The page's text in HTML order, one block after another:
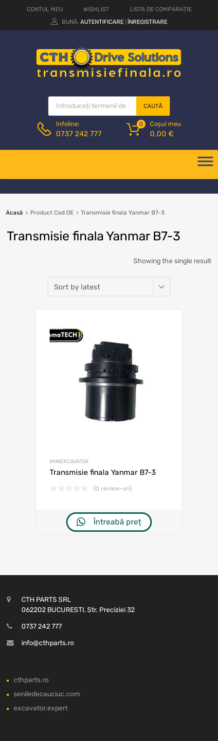
CONTUL MEU WISHLIST
LISTA DE COMPARAȚIE
BUNĂ. AUTENTIFICARE ÎNREGISTRARE
CAUTĂ
Infoline:
0737 242 777
Coșul meu
0,00 €
0
Acasă Product Cod OE Transmisie finala Yanmar B7-3
Transmisie finala Yanmar B7-3
Showing the single result
MINIEXCAVATOR
Transmisie finala Yanmar B7-3
(0 review-uri)
Întreabă preț
CTH PARTS SRL
062202 BUCURESTI, Str. Preciziei 32
0737 242 777
info@cthparts.ro
cthparts.ro
seniledecauciuc.com
excavator.expert